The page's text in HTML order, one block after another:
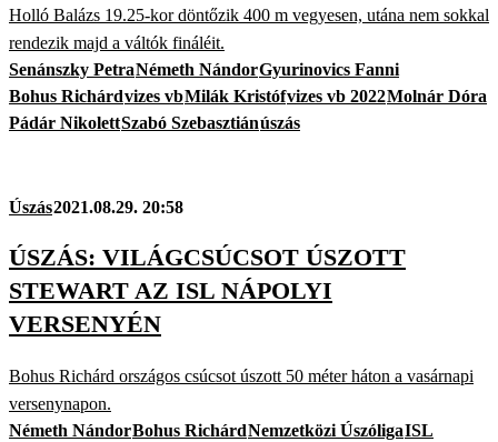
Holló Balázs 19.25-kor döntőzik 400 m vegyesen, utána nem sokkal
rendezik majd a váltók fináléit.
Senánszky PetraNémeth NándorGyurinovics Fanni
Bohus Richárdvizes vbMilák Kristófvizes vb 2022Molnár Dóra
Pádár NikolettSzabó Szebasztiánúszás
Úszás2021.08.29. 20:58
ÚSZÁS: VILÁGCSÚCSOT ÚSZOTT
STEWART AZ ISL NÁPOLYI
VERSENYÉN
Bohus Richárd országos csúcsot úszott 50 méter háton a vasárnapi
versenynapon.
Németh NándorBohus RichárdNemzetközi ÚszóligaISL